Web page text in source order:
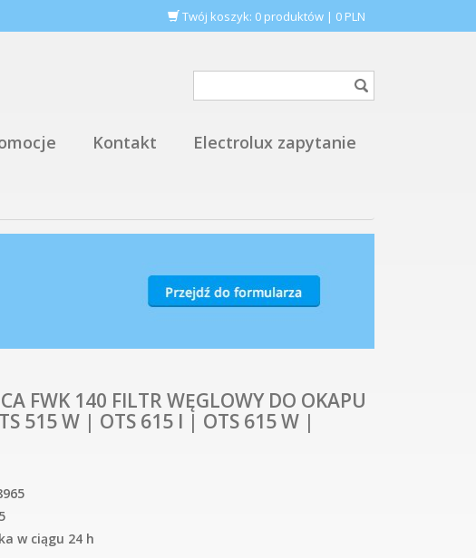
Twój koszyk: 0 produktów | 0 PLN
Kontakt Electrolux zapytanie
FWK 140 FILTR WĘGLOWY DO OKAPU
515 W | OTS 615 l | OTS 615 W |
w ciągu 24 h